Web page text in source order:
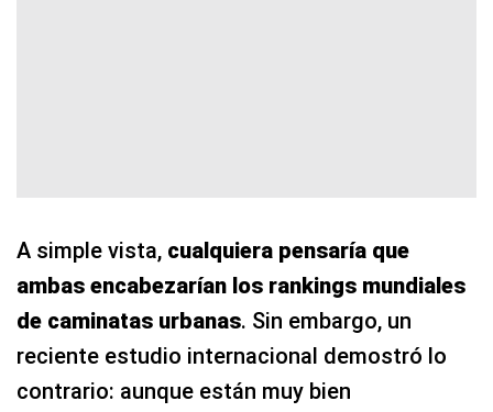
A simple vista, cualquiera pensaría que
ambas encabezarían los rankings mundiales
de caminatas urbanas. Sin embargo, un
reciente estudio internacional demostró lo
contrario: aunque están muy bien